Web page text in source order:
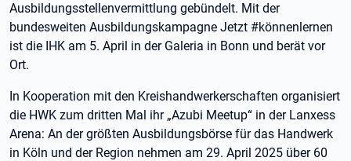
Ausbildungsstellenvermittlung gebündelt. Mit der
bundesweiten Ausbildungskampagne Jetzt #könnenlernen
ist die IHK am 5. April in der Galeria in Bonn und berät vor
Ort.
In Kooperation mit den Kreishandwerkerschaften organisiert
die HWK zum dritten Mal ihr „Azubi Meetup“ in der Lanxess
Arena: An der größten Ausbildungsbörse für das Handwerk
in Köln und der Region nehmen am 29. April 2025 über 60